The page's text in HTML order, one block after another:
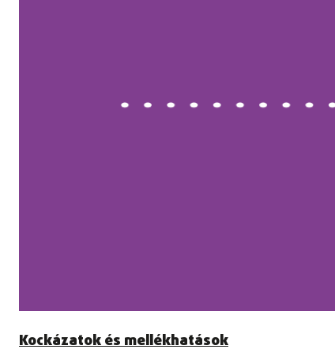
Kockázatok és mellékhatások